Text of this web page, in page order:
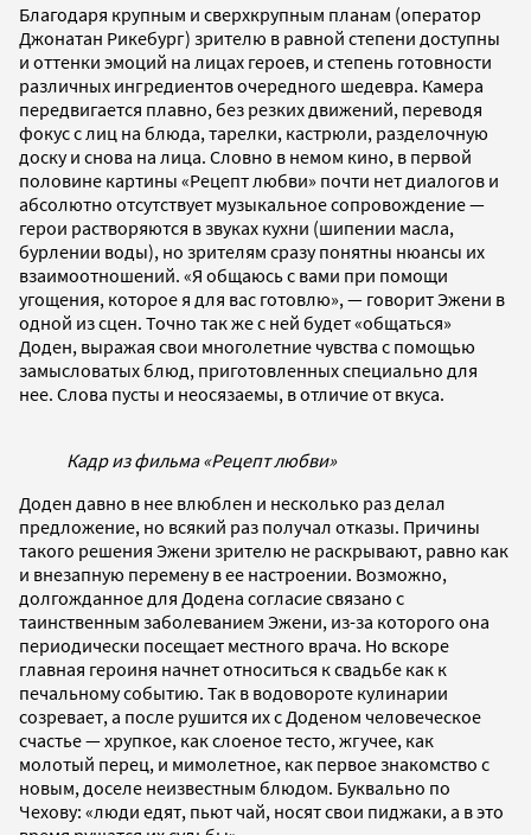
Благодаря крупным и сверхкрупным планам (оператор
Джонатан Рикебург) зрителю в равной степени доступны
и оттенки эмоций на лицах героев, и степень готовности
различных ингредиентов очередного шедевра. Камера
передвигается плавно, без резких движений, переводя
фокус с лиц на блюда, тарелки, кастрюли, разделочную
доску и снова на лица. Словно в немом кино, в первой
половине картины «Рецепт любви» почти нет диалогов и
абсолютно отсутствует музыкальное сопровождение —
герои растворяются в звуках кухни (шипении масла,
бурлении воды), но зрителям сразу понятны нюансы их
взаимоотношений. «Я общаюсь с вами при помощи
угощения, которое я для вас готовлю», — говорит Эжени в
одной из сцен. Точно так же с ней будет «общаться»
Доден, выражая свои многолетние чувства с помощью
замысловатых блюд, приготовленных специально для
нее. Слова пусты и неосязаемы, в отличие от вкуса.
Кадр из фильма «Рецепт любви»
Доден давно в нее влюблен и несколько раз делал
предложение, но всякий раз получал отказы. Причины
такого решения Эжени зрителю не раскрывают, равно как
и внезапную перемену в ее настроении. Возможно,
долгожданное для Додена согласие связано с
таинственным заболеванием Эжени, из-за которого она
периодически посещает местного врача. Но вскоре
главная героиня начнет относиться к свадьбе как к
печальному событию. Так в водовороте кулинарии
созревает, а после рушится их с Доденом человеческое
счастье — хрупкое, как слоеное тесто, жгучее, как
молотый перец, и мимолетное, как первое знакомство с
новым, доселе неизвестным блюдом. Буквально по
Чехову: «люди едят, пьют чай, носят свои пиджаки, а в это